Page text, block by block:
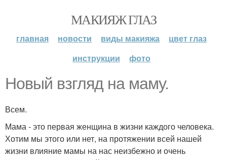
МАКИЯЖ ГЛАЗ
главная новости виды макияжа
цвет глаз
инструкции
фото
Новый взгляд на маму.
Всем.
Мама - это первая женщина в жизни каждого человека.
Хотим мы этого или нет, на протяжении всей нашей
жизни влияние мамы на нас неизбежно и очень